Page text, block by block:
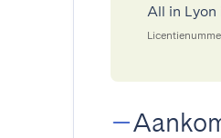
All in Lyon